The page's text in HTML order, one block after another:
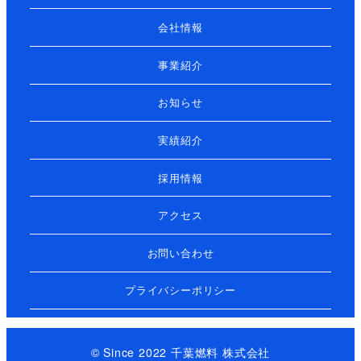
会社情報
事業紹介
お知らせ
実績紹介
採用情報
アクセス
お問い合わせ
プライバシーポリシー
© Since 2022 千葉燃料 株式会社